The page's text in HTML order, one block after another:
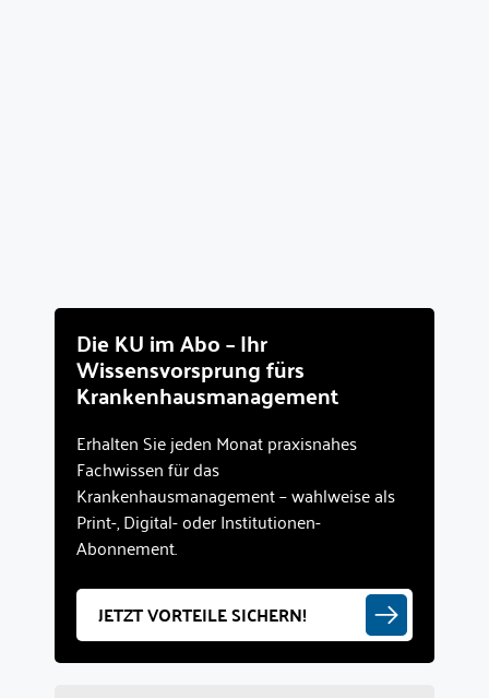
Die KU im Abo – Ihr
Wissensvorsprung fürs
Krankenhausmanagement
Erhalten Sie jeden Monat praxisnahes
Fachwissen für das
Krankenhausmanagement – wahlweise als
Print-, Digital- oder Institutionen-
Abonnement.
JETZT VORTEILE SICHERN!